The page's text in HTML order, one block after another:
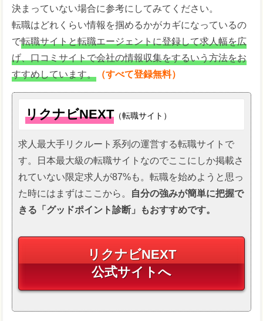
決まっていない場合に参考にしてみてください。
転職はどれくらい情報を掴めるかがカギになっているの
で転職サイトと転職エージェントに登録して求人幅を広
げ、口コミサイトで会社の情報収集をするいう方法をお
すすめしています。
（すべて登録無料）
リクナビNEXT （転職サイト）
求人最大手リクルート系列の運営する転職サイトで
す。日本最大級の転職サイトなのでここにしか掲載さ
れていない限定求人が87%も。転職を始めようと思っ
た時にはまずはここから。
自分の強みが簡単に把握で
きる「グッドポイント診断」もおすすめです。
リクナビNEXT
公式サイトへ